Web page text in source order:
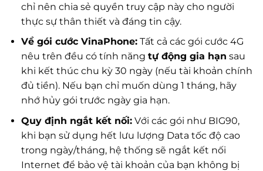
chỉ nên chia sẻ quyền truy cập này cho người
thực sự thân thiết và đáng tin cậy.
Về gói cước VinaPhone:Tất cả các gói cước 4G
nêu trên đều có tính năng tự động gia hạn sau
khi kết thúc chu kỳ 30 ngày (nếu tài khoản chính
đủ tiền). Nếu bạn chỉ muốn dùng 1 tháng, hãy
nhớ hủy gói trước ngày gia hạn.
Quy định ngắt kết nối:Với các gói như BIG90,
khi bạn sử dụng hết lưu lượng Data tốc độ cao
trong ngày/tháng, hệ thống sẽ ngắt kết nối
Internet để bảo vệ tài khoản của bạn không bị